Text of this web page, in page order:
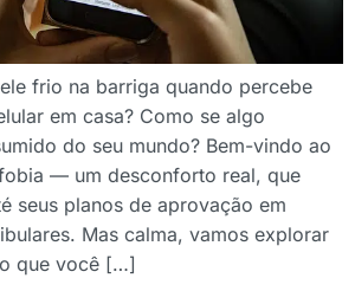
frio na barriga quando percebe
em casa? Como se algo
do seu mundo? Bem-vindo ao
— um desconforto real, que
seus planos de aprovação em
Mas calma, vamos explorar
que você […]